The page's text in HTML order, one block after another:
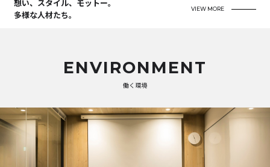
想い、スタイル、モットー。
多様な人材たち。
VIEW MORE
ENVIRONMENT
働く環境